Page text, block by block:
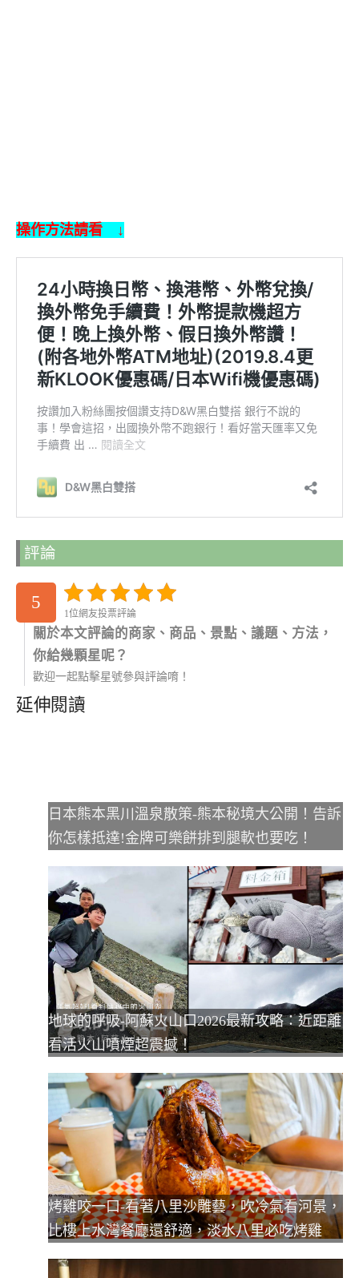
操作方法請看 ↓
評論
5
1位網友投票評論
關於本文評論的商家、商品、景點、議題、方法，
你給幾顆星呢？
歡迎一起點擊星號參與評論唷！
延伸閱讀
日本熊本黑川溫泉散策-熊本秘境大公開！告訴
你怎樣抵達!金牌可樂餅排到腿軟也要吃！
地球的呼吸-阿蘇火山口2026最新攻略：近距離
看活火山噴煙超震撼！
烤雞咬一口-看著八里沙雕藝，吹冷氣看河景，
比樓上水灣餐廳還舒適，淡水八里必吃烤雞